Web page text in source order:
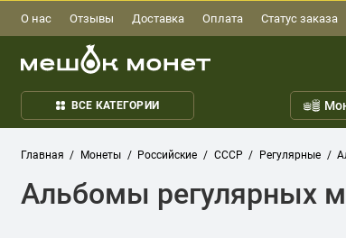
О нас Отзывы Доставка Оплата Статус заказа
ВСЕ КАТЕГОРИИ
Главная Монеты Российские СССР Регулярные
Альбомы регулярных